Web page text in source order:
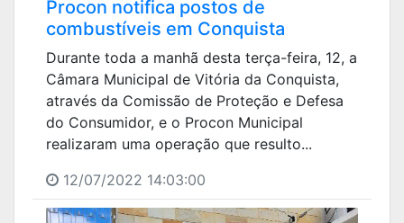
Procon notifica postos de
combustíveis em Conquista
Durante toda a manhã desta terça-feira, 12, a
Câmara Municipal de Vitória da Conquista,
através da Comissão de Proteção e Defesa
do Consumidor, e o Procon Municipal
realizaram uma operação que resulto...
12/07/2022 14:03:00